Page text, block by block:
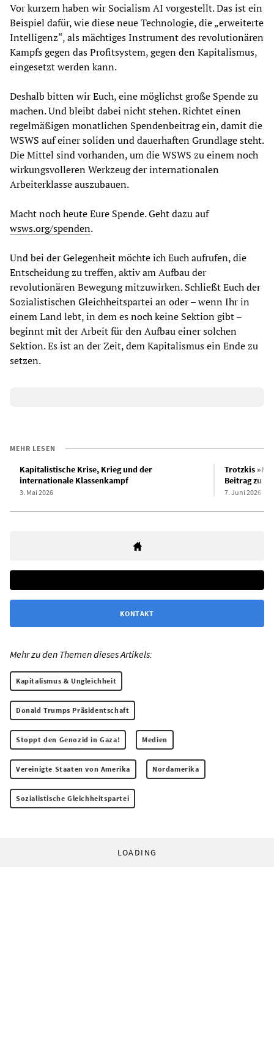
Vor kurzem haben wir Socialism AI vorgestellt. Das ist ein
Beispiel dafür, wie diese neue Technologie, die „erweiterte
Intelligenz“, als mächtiges Instrument des revolutionären
Kampfs gegen das Profitsystem, gegen den Kapitalismus,
eingesetzt werden kann.
Deshalb bitten wir Euch, eine möglichst große Spende zu
machen. Und bleibt dabei nicht stehen. Richtet einen
regelmäßigen monatlichen Spendenbeitrag ein, damit die
WSWS auf einer soliden und dauerhaften Grundlage steht.
Die Mittel sind vorhanden, um die WSWS zu einem noch
wirkungsvolleren Werkzeug der internationalen
Arbeiterklasse auszubauen.
Macht noch heute Eure Spende. Geht dazu auf
wsws.org/spenden.
Und bei der Gelegenheit möchte ich Euch aufrufen, die
Entscheidung zu treffen, aktiv am Aufbau der
revolutionären Bewegung mitzuwirken. Schließt Euch der
Sozialistischen Gleichheitspartei an oder – wenn Ihr in
einem Land lebt, in dem es noch keine Sektion gibt –
beginnt mit der Arbeit für den Aufbau einer solchen
Sektion. Es ist an der Zeit, dem Kapitalismus ein Ende zu
setzen.
MEHR LESEN
Kapitalistische Krise, Krieg und der
internationale Klassenkampf
3. Mai 2026
Trotzkis
Beitrag zu
7. Juni 2026
KONTAKT
Mehr zu den Themen dieses Artikels:
Kapitalismus & Ungleichheit
Donald Trumps Präsidentschaft
Stoppt den Genozid in Gaza! Medien
Vereinigte Staaten von Amerika Nordamerika
Sozialistische Gleichheitspartei
LOADING